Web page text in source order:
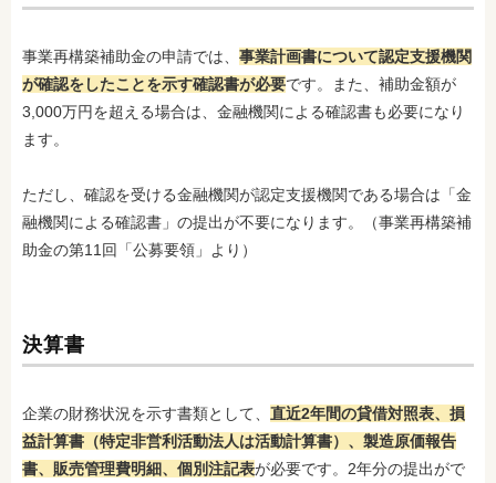
事業再構築補助金の申請では、 事業計画書について認定支援機関
が確認をしたことを示す確認書が必要です。また、補助金額が
3,000万円を超える場合は、金融機関による確認書も必要になり
ます。
ただし、確認を受ける金融機関が認定支援機関である場合は「金
融機関による確認書」の提出が不要になります。（事業再構築補
助金の第11回「公募要領」より）
決算書
企業の財務状況を示す書類として、 直近2年間の貸借対照表、損
益計算書（特定非営利活動法人は活動計算書）、製造原価報告
書、販売管理費明細、個別注記表が必要です。2年分の提出がで